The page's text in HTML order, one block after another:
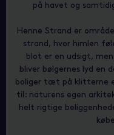
på havet og
Henne Strand er
strand, hvor himlen
blot er en udsigt,
bliver bølgernes lyd en
boliger tæt på klitterne
til: naturens egen
helt rigtige